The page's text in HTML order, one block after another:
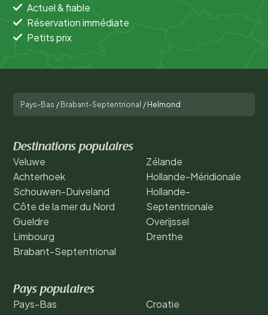
Actuel & fiable
Réservation immédiate
Petits prix
Pays-Bas / Brabant-Septentrional / Helmond
Destinations populaires
Veluwe
Achterhoek
Schouwen-Duiveland
Côte de la mer du Nord
Gueldre
Limbourg
Brabant-Septentrional
Zélande
Hollande-Méridionale
Hollande-
Septentrionale
Overijssel
Drenthe
Pays populaires
Pays-Bas
Croatie